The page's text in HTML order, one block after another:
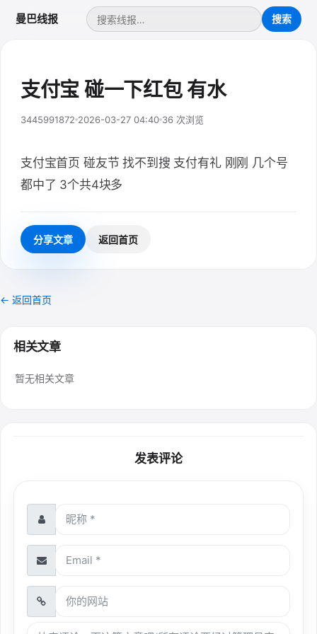
曼巴线报
支付宝 碰一下红包 有水
3445991872 2026-03-27 04:40 36 次浏览
支付宝首页 碰友节 找不到搜 支付有礼 刚刚 几个号
都中了 3个共4块多
分享文章 返回首页
← 返回首页
相关文章
暂无相关文章
发表评论